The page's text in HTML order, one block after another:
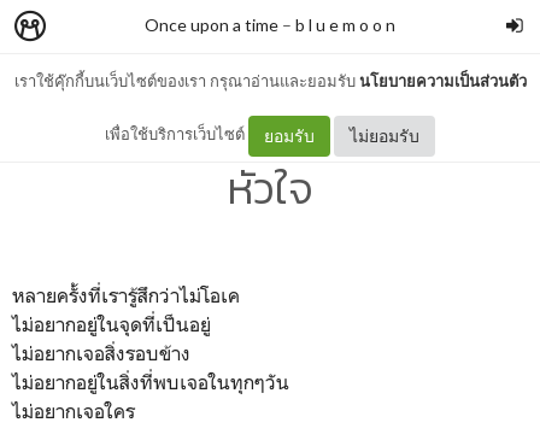
เราใช้คุ๊กกี้บนเว็บไซต์ของเรา กรุณาอ่านและยอมรับนโยบายความเป็นส่วนตัว
เพื่อใช้บริการเว็บไซต์ ยอมรับ ไม่ยอมรับ
Once upon a time – b l u e m o o n
แค่อยากระบายออกมาจาก
หัวใจ
หลายครั้งที่เรารู้สึกว่าไม่โอเค
ไม่อยากอยู่ในจุดที่เป็นอยู่
ไม่อยากเจอสิ่งรอบข้าง
ไม่อยากอยู่ในสิ่งที่พบเจอในทุกๆวัน
ไม่อยากเจอใคร